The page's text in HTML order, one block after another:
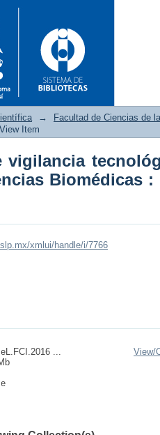
de vigilancia
: peso y
→
Facultad de Ciencias de
View Item
vigilancia
Biomédicas
xmlui/handle/i/7766
...
View/